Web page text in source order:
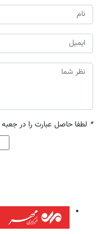
* لطفا حاصل عبارت را در جعبه